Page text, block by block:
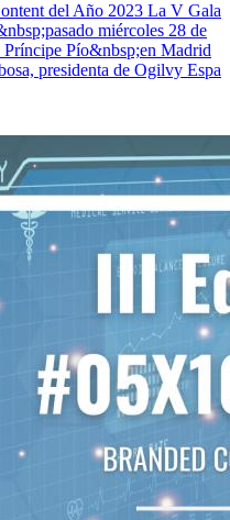
del Año 2023 La V Gala
miércoles 28 de
Pío&nbsp;en Madrid
presidenta de Ogilvy Espa